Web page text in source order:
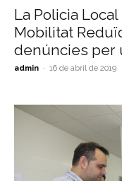
La Policia
Mobilitat
denúncies per
admin - 16 de abril de 2019